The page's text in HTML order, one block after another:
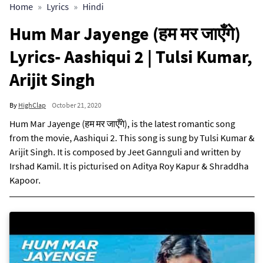
Home Lyrics Hindi
Hum Mar Jayenge (हम मर जाएँगे)
Lyrics- Aashiqui 2 | Tulsi Kumar,
Arijit Singh
By HighClap October 21, 2020
Hum Mar Jayenge (हम मर जाएँगे), is the latest romantic song
from the movie, Aashiqui 2. This song is sung by Tulsi Kumar &
Arijit Singh. It is composed by Jeet Gannguli and written by
Irshad Kamil. It is picturised on Aditya Roy Kapur & Shraddha
Kapoor.